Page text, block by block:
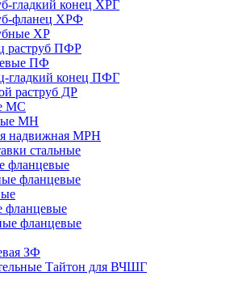
гладкий конец ХРГ
фланец ХРФ
ХР
раструб ПФР
ПФ
гладкий конец ПФГ
раструб ДР
МС
МН
надвижная МРН
стальные
фланцевые
фланцевые
фланцевые
фланцевые
ЗФ
Тайтон для ВЧШГ